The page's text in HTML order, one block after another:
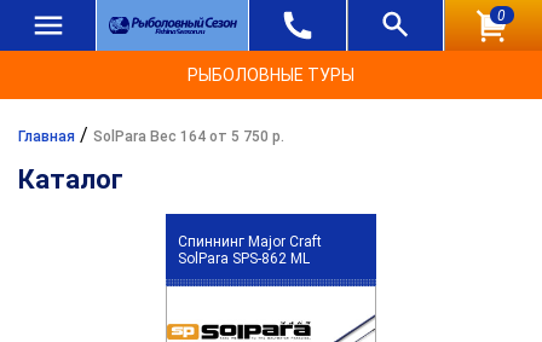
0
РЫБОЛОВНЫЕ ТУРЫ
Главная / SolPara Вес 164 от 5 750 р.
Каталог
Спиннинг Major Craft
SolPara SPS-862 ML